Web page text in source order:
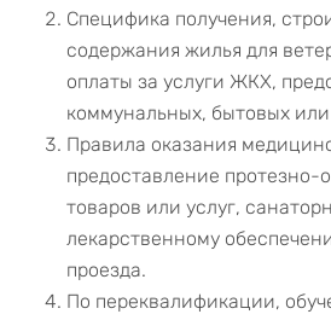
Специфика получения,
содержания жилья для
оплаты за услуги ЖКХ,
коммунальных, бытовых или
Правила оказания
предоставление протезно-
товаров или услуг,
лекарственному
проезда.
По переквалификации,